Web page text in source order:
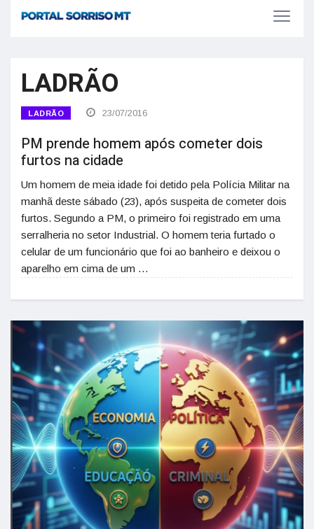
LADRÃO
LADRÃO 23/07/2016
PM prende homem após cometer dois
furtos na cidade
Um homem de meia idade foi detido pela Polícia Militar na
manhã deste sábado (23), após suspeita de cometer dois
furtos. Segundo a PM, o primeiro foi registrado em uma
serralheria no setor Industrial. O homem teria furtado o
celular de um funcionário que foi ao banheiro e deixou o
aparelho em cima de um …